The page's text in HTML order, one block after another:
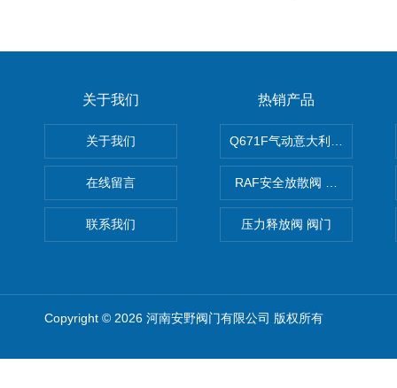
关于我们
关于我们
在线留言
联系我们
热销产品
Q671F气动意大利式薄型球阀
RAF安全放散阀 阀生产
压力释放阀 阀门
Copyright © 2026 河南安野阀门有限公司 版权所有